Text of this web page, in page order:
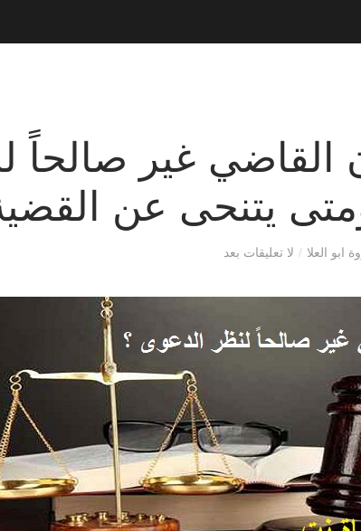
القاضي غير صالحاً
يتنحى عن
ابو العلا / لا تعليقات بعد